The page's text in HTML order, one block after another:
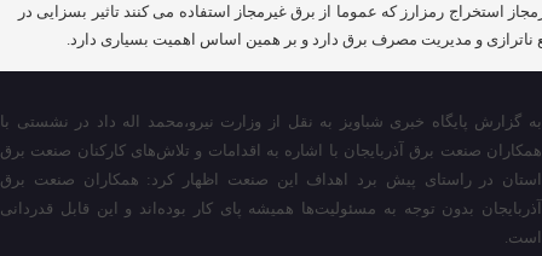
استخراج رمزارز که عموما از برق غیرمجاز استفاده می کنند تاثیر بسزایی در
ناترازی و مدیریت مصرف برق دارد و بر همین اساس اهمیت بسیاری دارد.
به گزارش پایگاه خبری شباویز به نقل از وزارت نیرو،محمد اله داد در نشستی با
همکاران صنعت برق آذربایجان با اشاره به اقدامات و تلاش‌های کارکنان صنعت برق
استان در راستای پیش برد اهداف این صنعت اظهار کرد: همکاران صنعت برق
آذربایجان بدون توجه به مسئولیت‌ها همیشه پای کار بوده‌اند و این قابل قدردانی
است.